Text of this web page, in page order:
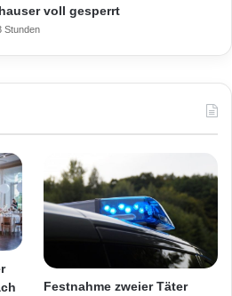
voll gesperrt
Stunden
Festnahme zweier Täter